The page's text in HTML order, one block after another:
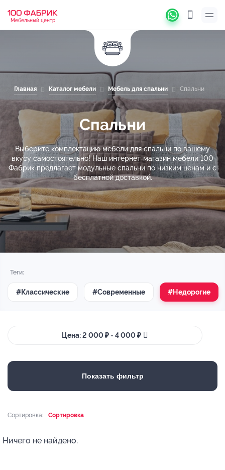
Мебельный центр
Главная Каталог мебели Мебель для спальни Спальни
Спальни
Выберите комплектацию мебели для спальни по вашему
вкусу самостоятельно! Наш интернет-магазин мебели 100
Фабрик предлагает модульные спальни по низким ценам и с
бесплатной доставкой.
Теги:
#Классические #Современные #Недорогие
Цена: 2 000 ₽ - 4 000 ₽
Показать фильтр
Сортировка: Сортировка
Ничего не найдено.